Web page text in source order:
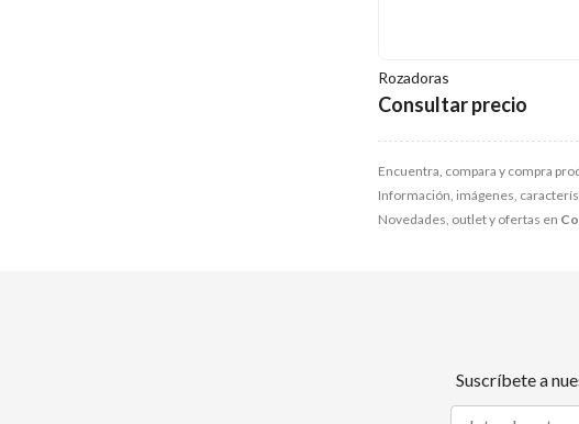
Encuentra, compara y compra
Información, imágenes,
Novedades, outlet y ofertas en
Rozadoras
Consultar precio
Suscríbete a